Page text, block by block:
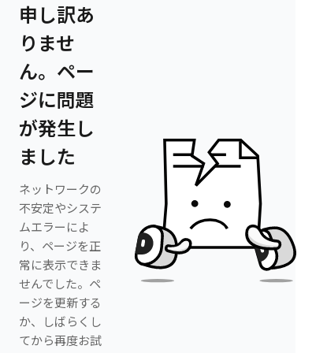
申し訳あ
りませ
ん。ペー
ジに問題
が発生し
ました
ネットワークの
不安定やシステ
ムエラーによ
り、ページを正
常に表示できま
せんでした。ペ
ージを更新する
か、しばらくし
てから再度お試